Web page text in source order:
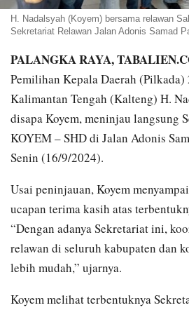
H. Nadalsyah (Koyem) bersama relawan
Sekretariat Relawan Jalan Adonis Samad
PALANGKA RAYA,
Pemilihan Kepala Daerah
Kalimantan Tengah (Kalteng) H.
disapa Koyem, meninjau langsung
KOYEM – SHD di Jalan Adonis
Senin (16/9/2024).
Usai peninjauan, Koyem
ucapan terima kasih atas
“Dengan adanya Sekretariat ini,
relawan di seluruh kabupaten dan
lebih mudah,” ujarnya.
Koyem melihat terbentuknya